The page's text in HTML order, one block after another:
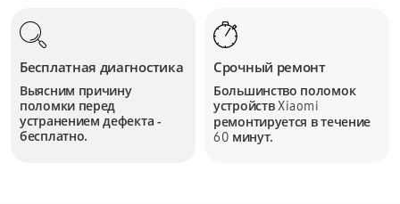
Бесплатная диагностика
Выясним причину
поломки перед
устранением дефекта -
бесплатно.
Срочный ремонт
Большинство поломок
устройствXiaomi
ремонтируется в течение
60 минут.